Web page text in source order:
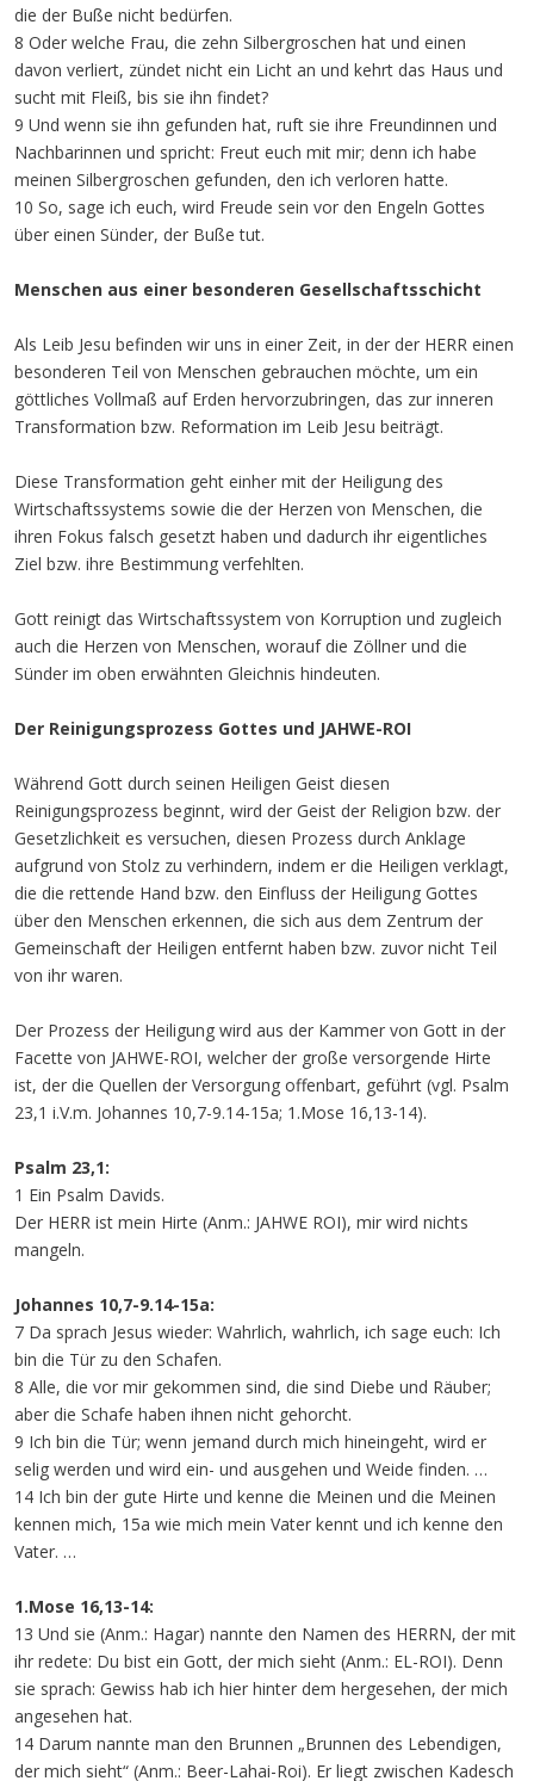
die der Buße nicht bedürfen.
8 Oder welche Frau, die zehn Silbergroschen hat und einen
davon verliert, zündet nicht ein Licht an und kehrt das Haus und
sucht mit Fleiß, bis sie ihn findet?
9 Und wenn sie ihn gefunden hat, ruft sie ihre Freundinnen und
Nachbarinnen und spricht: Freut euch mit mir; denn ich habe
meinen Silbergroschen gefunden, den ich verloren hatte.
10 So, sage ich euch, wird Freude sein vor den Engeln Gottes
über einen Sünder, der Buße tut.
Menschen aus einer besonderen Gesellschaftsschicht
Als Leib Jesu befinden wir uns in einer Zeit, in der der HERR einen
besonderen Teil von Menschen gebrauchen möchte, um ein
göttliches Vollmaß auf Erden hervorzubringen, das zur inneren
Transformation bzw. Reformation im Leib Jesu beiträgt.
Diese Transformation geht einher mit der Heiligung des
Wirtschaftssystems sowie die der Herzen von Menschen, die
ihren Fokus falsch gesetzt haben und dadurch ihr eigentliches
Ziel bzw. ihre Bestimmung verfehlten.
Gott reinigt das Wirtschaftssystem von Korruption und zugleich
auch die Herzen von Menschen, worauf die Zöllner und die
Sünder im oben erwähnten Gleichnis hindeuten.
Der Reinigungsprozess Gottes und JAHWE-ROI
Während Gott durch seinen Heiligen Geist diesen
Reinigungsprozess beginnt, wird der Geist der Religion bzw. der
Gesetzlichkeit es versuchen, diesen Prozess durch Anklage
aufgrund von Stolz zu verhindern, indem er die Heiligen verklagt,
die die rettende Hand bzw. den Einfluss der Heiligung Gottes
über den Menschen erkennen, die sich aus dem Zentrum der
Gemeinschaft der Heiligen entfernt haben bzw. zuvor nicht Teil
von ihr waren.
Der Prozess der Heiligung wird aus der Kammer von Gott in der
Facette von JAHWE-ROI, welcher der große versorgende Hirte
ist, der die Quellen der Versorgung offenbart, geführt (vgl. Psalm
23,1 i.V.m. Johannes 10,7-9.14-15a; 1.Mose 16,13-14).
Psalm 23,1:
1 Ein Psalm Davids.
Der HERR ist mein Hirte (Anm.: JAHWE ROI), mir wird nichts
mangeln.
Johannes 10,7-9.14-15a:
7 Da sprach Jesus wieder: Wahrlich, wahrlich, ich sage euch: Ich
bin die Tür zu den Schafen.
8 Alle, die vor mir gekommen sind, die sind Diebe und Räuber;
aber die Schafe haben ihnen nicht gehorcht.
9 Ich bin die Tür; wenn jemand durch mich hineingeht, wird er
selig werden und wird ein- und ausgehen und Weide finden. …
14 Ich bin der gute Hirte und kenne die Meinen und die Meinen
kennen mich, 15a wie mich mein Vater kennt und ich kenne den
Vater. …
1.Mose 16,13-14:
13 Und sie (Anm.: Hagar) nannte den Namen des HERRN, der mit
ihr redete: Du bist ein Gott, der mich sieht (Anm.: EL-ROI). Denn
sie sprach: Gewiss hab ich hier hinter dem hergesehen, der mich
angesehen hat.
14 Darum nannte man den Brunnen „Brunnen des Lebendigen,
der mich sieht“ (Anm.: Beer-Lahai-Roi). Er liegt zwischen Kadesch